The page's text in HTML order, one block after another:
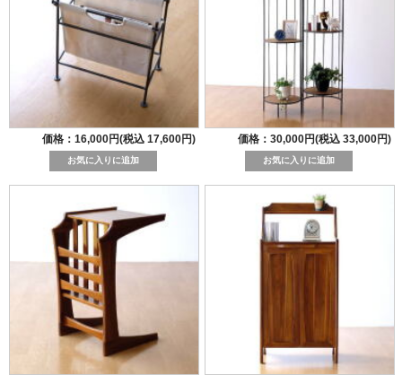
価格：16,000円(税込 17,600円) 価格：30,000円(税込 33,000円)